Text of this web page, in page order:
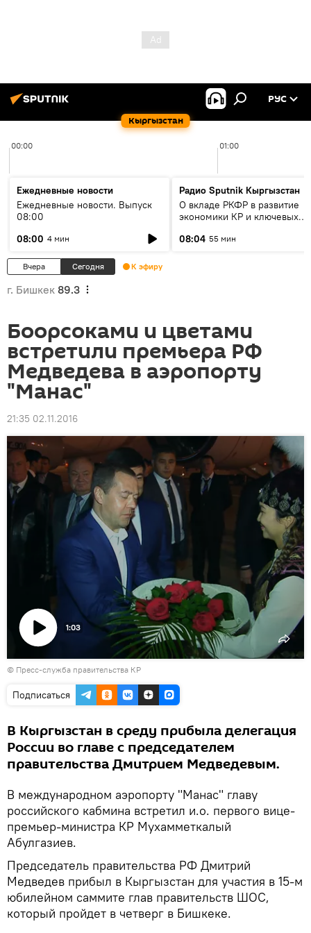
Кыргызстан
РУС
00:00 01:00
Ежедневные новости
Ежедневные новости. Выпуск
08:00
08:00 4 мин
Радио Sputnik Кыргызстан
О вкладе РКФР в развитие
экономики КР и ключевых
08:04 55 мин
Вчера Сегодня К эфиру
г. Бишкек 89.3
Боорсоками и цветами
встретили премьера РФ
Медведева в аэропорту
"Манас"
21:35 02.11.2016
Воспроизвести
видео
1:03
© Пресс-служба правительства КР
Подписаться
В Кыргызстан в среду прибыла делегация
России во главе с председателем
правительства Дмитрием Медведевым.
В международном аэропорту "Манас" главу
российского кабмина встретил и.о. первого вице-
премьер-министра КР Мухамметкалый
Абулгазиев.
Председатель правительства РФ Дмитрий
Медведев прибыл в Кыргызстан для участия в 15-м
юбилейном саммите глав правительств ШОС,
который пройдет в четверг в Бишкеке.